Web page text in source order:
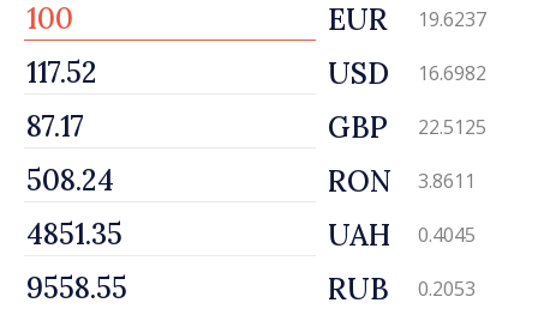
EUR 19.6237
USD 16.6982
GBP 22.5125
RON 3.8611
UAH 0.4045
RUB 0.2053